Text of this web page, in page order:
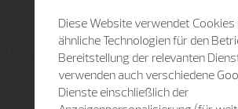
Diese Website verwendet Cookies
ähnliche Technologien für den
Bereitstellung der relevanten
verwenden auch verschiedene
Dienste einschließlich der